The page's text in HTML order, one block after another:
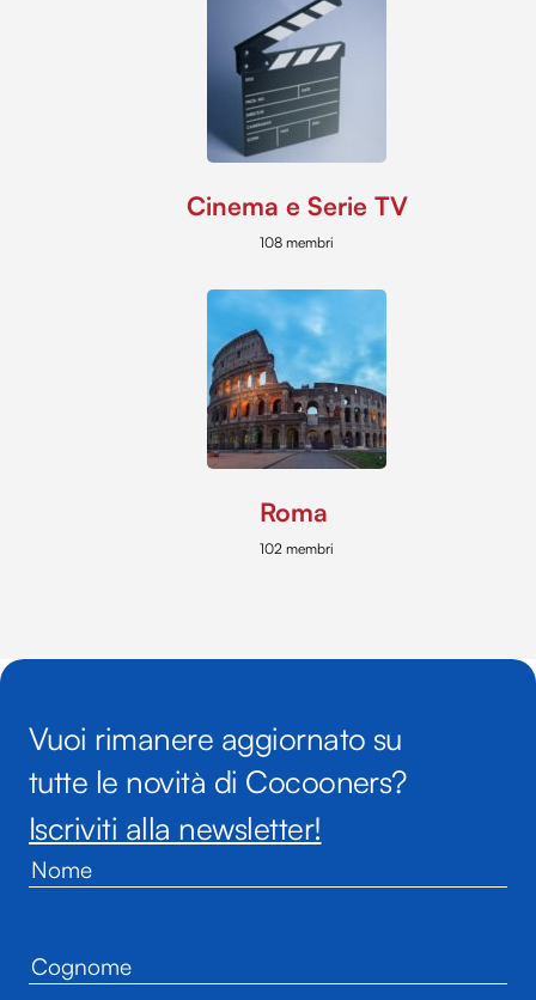
Cinema e Serie TV
108 membri
Roma
102 membri
Vuoi rimanere aggiornato su
tutte le novità di Cocooners?
Iscriviti alla newsletter!